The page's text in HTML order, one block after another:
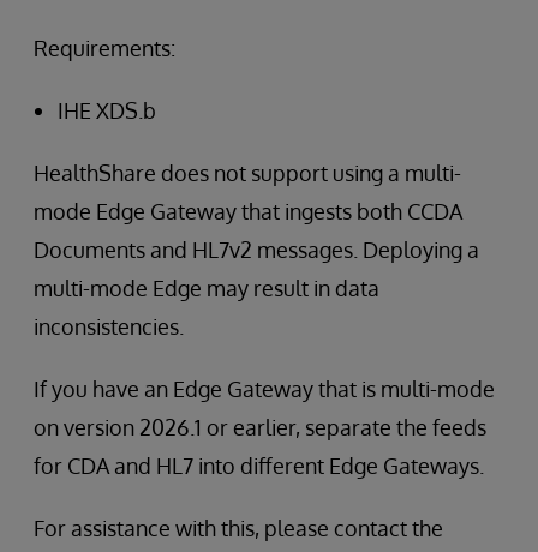
Requirements:
IHE XDS.b
HealthShare does not support using a multi-
mode Edge Gateway that ingests both CCDA
Documents and HL7v2 messages. Deploying a
multi-mode Edge may result in data
inconsistencies.
If you have an Edge Gateway that is multi-mode
on version 2026.1 or earlier, separate the feeds
for CDA and HL7 into different Edge Gateways.
For assistance with this, please contact the